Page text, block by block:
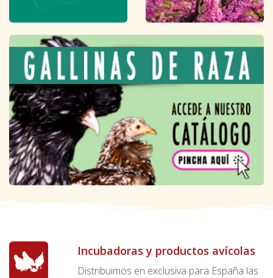
Incubadoras y productos avícolas
Distribuimos en exclusiva para España las